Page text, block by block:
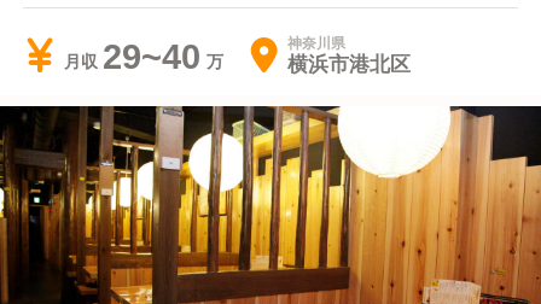
月収 29~40 神奈川県
横浜市港北区